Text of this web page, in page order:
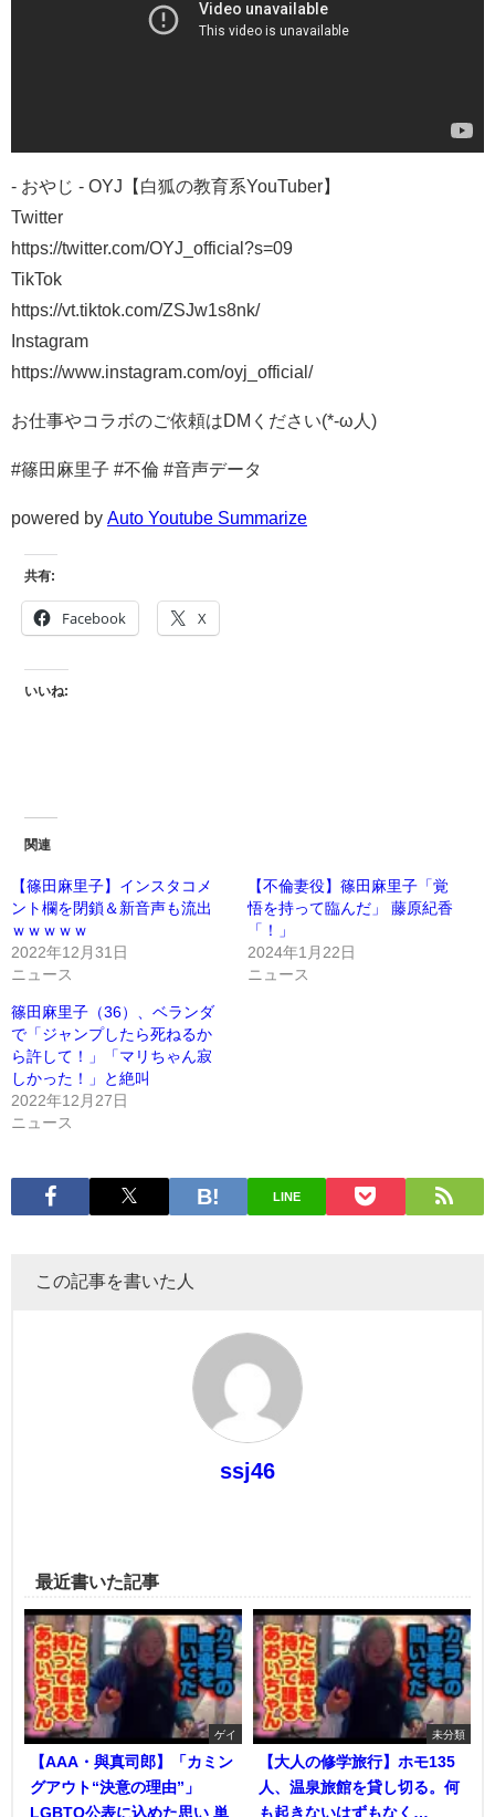
- おやじ - OYJ【白狐の教育系YouTuber】
Twitter
https://twitter.com/OYJ_official?s=09
TikTok
https://vt.tiktok.com/ZSJw1s8nk/
Instagram
https://www.instagram.com/oyj_official/
お仕事やコラボのご依頼はDMください(*-ω人)
#篠田麻里子 #不倫 #音声データ
powered by Auto Youtube Summarize
共有:
Facebook X
いいね:
関連
【篠田麻里子】インスタコメ
ント欄を閉鎖＆新音声も流出
ｗｗｗｗｗ
2022年12月31日
ニュース
【不倫妻役】篠田麻里子「覚
悟を持って臨んだ」 藤原紀香
「！」
2024年1月22日
ニュース
篠田麻里子（36）、ベランダ
で「ジャンプしたら死ねるか
ら許して！」「マリちゃん寂
しかった！」と絶叫
2022年12月27日
ニュース
LINE
この記事を書いた人
ssj46
最近書いた記事
ゲイ
【AAA・與真司郎】「カミン
グアウト“決意の理由”」
LGBTQ公表に込めた思い 単
未分類
【大人の修学旅行】ホモ135
人、温泉旅館を貸し切る。何
も起きないはずもなく…